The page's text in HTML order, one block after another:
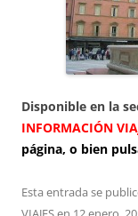
Disponible en la
INFORMACIÓN
página, o bien
Esta entrada se